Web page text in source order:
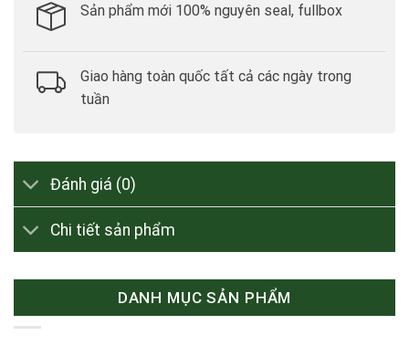
Sản phẩm mới 100% nguyên seal, fullbox
Giao hàng toàn quốc tất cả các ngày trong
tuần
Đánh giá (0)
Chi tiết sản phẩm
DANH MỤC SẢN PHẨM